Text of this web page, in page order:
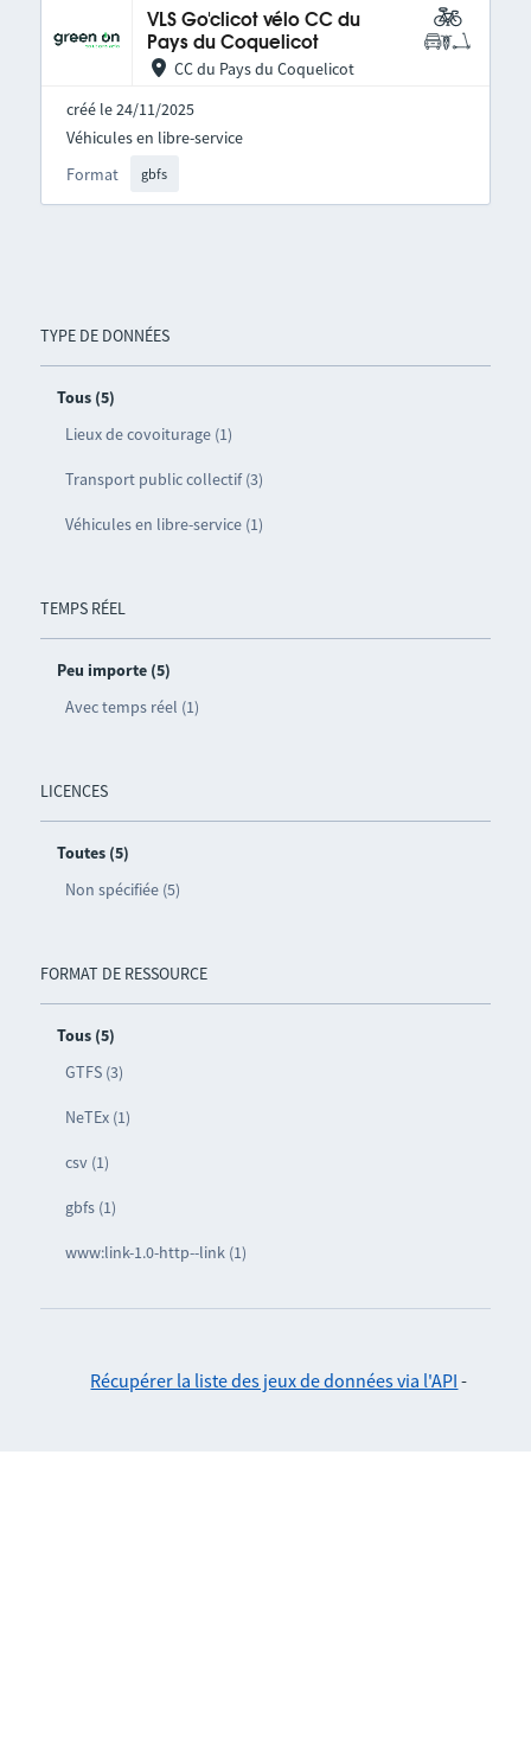
TYPE DE DONNÉES
Tous (5)
Lieux de covoiturage (1)
Transport public collectif (3)
Véhicules en libre-service (1)
TEMPS RÉEL
Peu importe (5)
Avec temps réel (1)
LICENCES
Toutes (5)
Non spécifiée (5)
FORMAT DE RESSOURCE
Tous (5)
GTFS (3)
NeTEx (1)
csv (1)
gbfs (1)
www:link-1.0-http--link (1)
VLS Go'clicot vélo CC du
Pays du Coquelicot
CC du Pays du Coquelicot
créé le 24/11/2025
Format gbfs
Véhicules en libre-service
Récupérer la liste des jeux de données via l'API -